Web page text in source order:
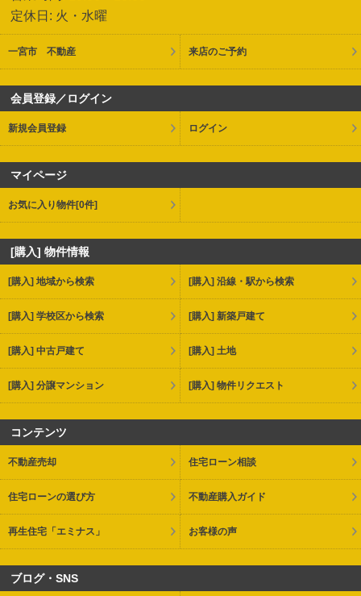
定休日: 火・水曜
一宮市 不動産 来店のご予約
会員登録／ログイン
新規会員登録 ログイン
マイページ
お気に入り物件[0件]
[購入] 物件情報
[購入] 地域から検索 [購入] 沿線・駅から検索
[購入] 学校区から検索 [購入] 新築戸建て
[購入] 中古戸建て [購入] 土地
[購入] 分譲マンション [購入] 物件リクエスト
コンテンツ
不動産売却 住宅ローン相談
住宅ローンの選び方 不動産購入ガイド
再生住宅「エミナス」 お客様の声
ブログ・SNS